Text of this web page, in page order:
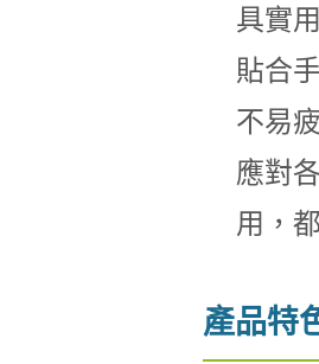
具實
貼合
不易
應對
用，
產品特